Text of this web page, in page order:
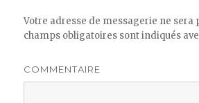
Votre adresse de messagerie ne sera
champs obligatoires sont indiqués
COMMENTAIRE